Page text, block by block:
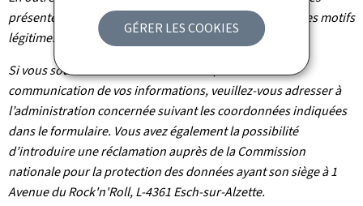
GÉRER LES COOKIES
présente un caractère obligatoire, vous pouvez, pour des motifs
légitimes, vous y opposer.
Si vous souhaitez exercer ces droits et/ou obtenir
communication de vos informations, veuillez-vous adresser à
l’administration concernée suivant les coordonnées indiquées
dans le formulaire. Vous avez également la possibilité
d’introduire une réclamation auprès de la Commission
nationale pour la protection des données ayant son siège à 1
Avenue du Rock'n'Roll, L-4361 Esch-sur-Alzette.